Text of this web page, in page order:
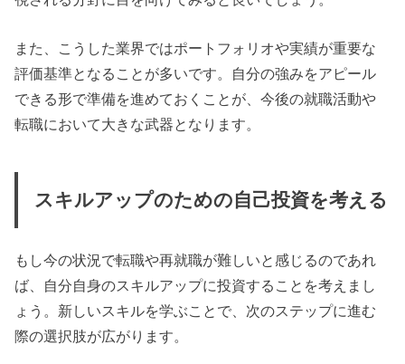
また、こうした業界ではポートフォリオや実績が重要な
評価基準となることが多いです。自分の強みをアピール
できる形で準備を進めておくことが、今後の就職活動や
転職において大きな武器となります。
スキルアップのための自己投資を考える
もし今の状況で転職や再就職が難しいと感じるのであれ
ば、自分自身のスキルアップに投資することを考えまし
ょう。新しいスキルを学ぶことで、次のステップに進む
際の選択肢が広がります。